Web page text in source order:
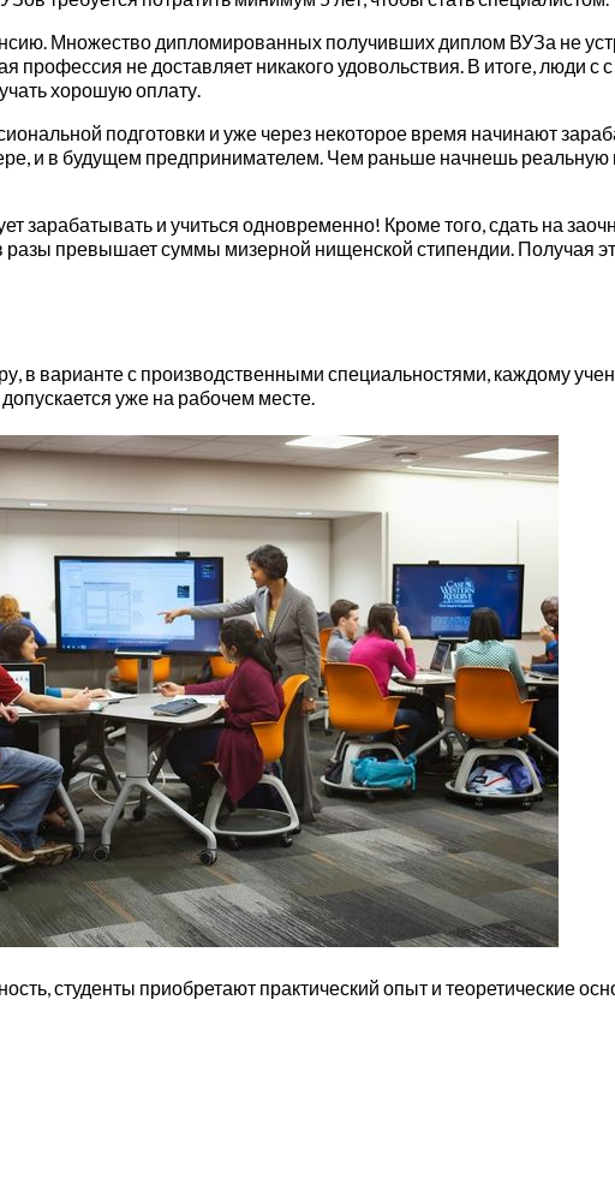
Множество дипломированных получивших диплом ВУЗа не
профессия не доставляет никакого удовольствия. В итоге, люди
хорошую оплату.
подготовки и уже через некоторое время начинают
и в будущем предпринимателем. Чем раньше начнешь
зарабатывать и учиться одновременно! Кроме того, сдать на
превышает суммы мизерной нищенской стипендии. Получая
варианте с производственными специальностями, каждому
уже на рабочем месте.
студенты приобретают практический опыт и теоретические